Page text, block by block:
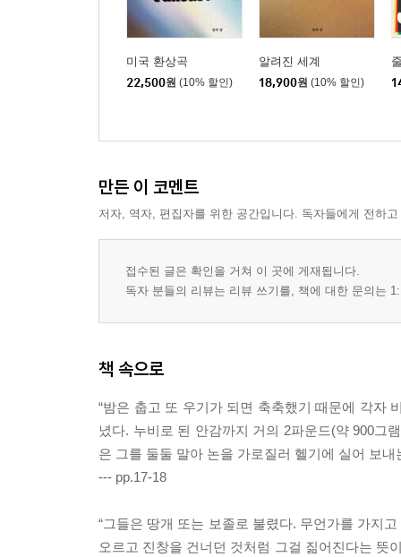
미국 환상곡
22,500원 (10% 할인)
알려진 세계
18,900원 (10% 할인)
만든 이 코멘트
저자, 역자, 편집자를 위한 공간입니다. 독자들에게 전하
접수된 글은 확인을 거쳐 이 곳에 게재됩니다.
독자 분들의 리뷰는 리뷰 쓰기를, 책에 대한 문의는
책 속으로
“밤은 춥고 또 우기가 되면 축축했기 때문에 각자
녔다. 누비로 된 안감까지 거의 2파운드(약 900그
은 그를 둘둘 말아 논을 가로질러 헬기에 실어 보내
--- pp.17-18
“그들은 땅개 또는 보졸로 불렸다. 무언가를 가지
오르고 진창을 건너던 것처럼 그걸 짊어진다는 뜻